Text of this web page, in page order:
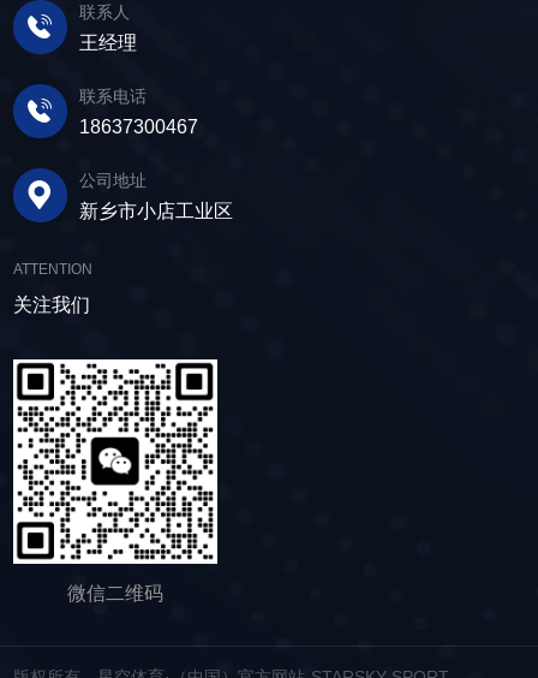
质量材料，生产环节层层把控，生产出的振动筛
定作业。另外，该直线筛设备维护保养便捷，只
需要定期检查、清洁、添加润滑油，即可保证振
领未来 追求筛分效率的同时，故道金机械也
积极响应国家环保政策，部分直线筛筛体采用全
建材物料的筛分效率，欢迎随时星空体育·（中
国）官方网站-STARSKY SPORT，故道金机械
将提供高质量的产品，竭诚为您服务！
泥中的水分去除，使其达到后续加工的要
石料厂的水洗砂脱水处理。水洗砂在生产过程中
需要去除表面的泥土和杂质，这时候就需要用脱
水筛，通过脱水筛对物料进行处理，可以确保砂
子的质量符合建筑要求，为建筑工程提供高质量
脱水筛的重要性有了更加清晰地认识，在产品采
购时，也一定要擦亮眼睛。故道金机械深耕振动
筛分行业多年，拥有丰富的生产经验和出色的技
术实力，我们生产的脱水筛产品，品质稳定，生
产效率高，使用维护便利，能够满足不同行业，
不同客户的多样化需求，助力生产提效。
使筛面产生高频振动，含水物料进入振动筛后，
体之间的分离。 脱水筛筛板采用模块式设
计，无需螺栓即可安装，维护更换便捷，仅需要
的时间。其筛网具备自清洁功能，可轻松清除粘
附在筛网上的物料，预防筛料堵网。此外，脱水
要求，支持24小时不间断的连续干排作业，提升
生产线脱水效率。 ▲脱水振动筛 脱水筛
适用于金属矿山、非金属矿山以及煤矿等领域的
尾矿处理。通过脱水筛的处理，尾矿的含水量大
大降低，干排效果好，为矿山企业带来了显著的
经济效益和社会效益。脱水筛同样适用于电力、
制糖、制盐、污水厂等领域，助力对细颗粒物料
联系人
王经理
联系电话
18637300467
公司地址
新乡市小店工业区
ATTENTION
关注我们
微信二维码